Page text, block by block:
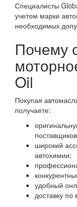
Специалисты
учетом марки
необходимых
Почему
Oil
Покупая
получаете:
широкий
автохимии;
удобный
доставку по